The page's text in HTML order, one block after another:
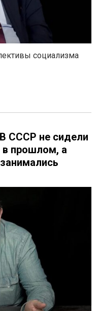
социализма
СССР не сидели
в прошлом, а